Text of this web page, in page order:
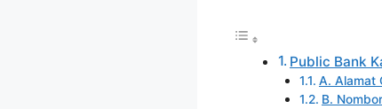
Public Bank
A. Alamat
B.